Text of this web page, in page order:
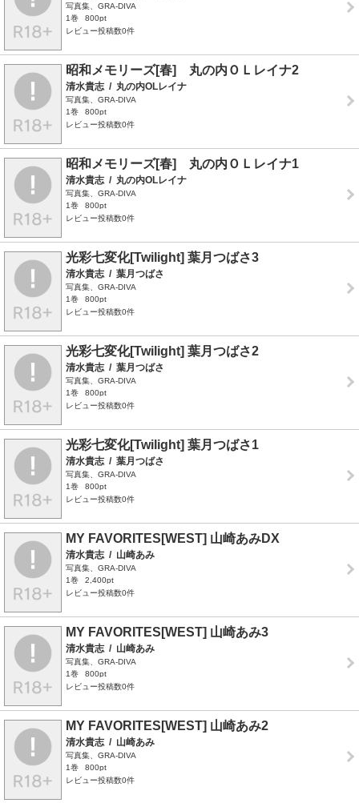
写真集、GRA-DIVA
1巻
800pt
レビュー投稿数0件
昭和メモリーズ[春] 丸の内ＯＬレイナ2
清水貴志 / 丸の内OLレイナ
写真集、GRA-DIVA
1巻
800pt
レビュー投稿数0件
昭和メモリーズ[春] 丸の内ＯＬレイナ1
清水貴志 / 丸の内OLレイナ
写真集、GRA-DIVA
1巻
800pt
レビュー投稿数0件
光彩七変化[Twilight] 葉月つばさ3
清水貴志 / 葉月つばさ
写真集、GRA-DIVA
1巻
800pt
レビュー投稿数0件
光彩七変化[Twilight] 葉月つばさ2
清水貴志 / 葉月つばさ
写真集、GRA-DIVA
1巻
800pt
レビュー投稿数0件
光彩七変化[Twilight] 葉月つばさ1
清水貴志 / 葉月つばさ
写真集、GRA-DIVA
1巻
800pt
レビュー投稿数0件
MY FAVORITES[WEST] 山崎あみDX
清水貴志 / 山崎あみ
写真集、GRA-DIVA
1巻
2,400pt
レビュー投稿数0件
MY FAVORITES[WEST] 山崎あみ3
清水貴志 / 山崎あみ
写真集、GRA-DIVA
1巻
800pt
レビュー投稿数0件
MY FAVORITES[WEST] 山崎あみ2
清水貴志 / 山崎あみ
写真集、GRA-DIVA
1巻
800pt
レビュー投稿数0件